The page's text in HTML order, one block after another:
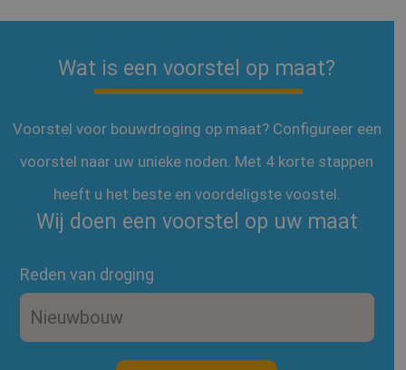
Wat is een voorstel op maat?
Voorstel voor bouwdroging op maat? Configureer een
voorstel naar uw unieke noden. Met 4 korte stappen
heeft u het beste en voordeligste voostel.
Wij doen een voorstel op uw maat
Reden van droging